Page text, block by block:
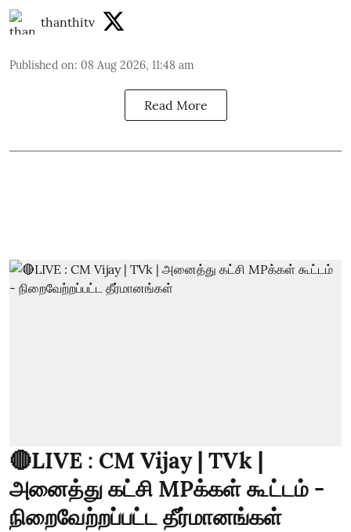
thanthitv
Published on: 08 Aug 2026, 11:48 am
Read More
🔴LIVE : CM Vijay | TVk |
அனைத்து கட்சி MPக்கள் கூட்டம் -
நிறைவேற்றப்பட்ட தீர்மானங்கள்